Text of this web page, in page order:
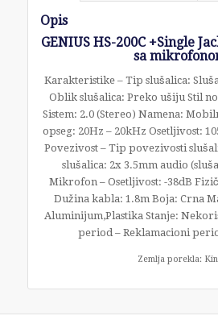
Opis
GENIUS HS-200C +Single
sa
Karakteristike – Tip slušalica:
Oblik slušalica: Preko ušiju Stil
Sistem: 2.0 (Stereo) Namena:
opseg: 20Hz – 20kHz Osetljivost:
Povezivost – Tip povezivosti
slušalica: 2x 3.5mm audio
Mikrofon – Osetljivost: -38dB
Dužina kabla: 1.8m Boja: Crna
Aluminijum,Plastika Stanje:
period – Reklamacioni
Zemlja porekla: